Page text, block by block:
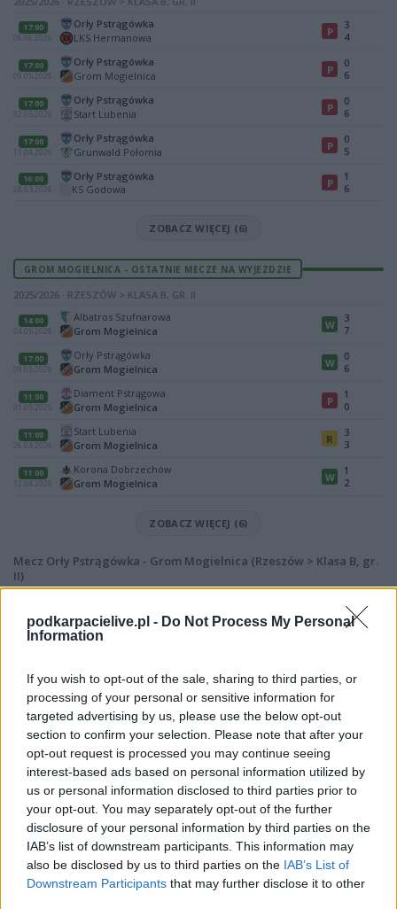
podkarpacielive.pl - Do Not Process My Personal
Information
If you wish to opt-out of the sale, sharing to third parties, or
processing of your personal or sensitive information for
targeted advertising by us, please use the below opt-out
section to confirm your selection. Please note that after your
opt-out request is processed you may continue seeing
interest-based ads based on personal information utilized by
us or personal information disclosed to third parties prior to
your opt-out. You may separately opt-out of the further
disclosure of your personal information by third parties on the
IAB’s list of downstream participants. This information may
also be disclosed by us to third parties on the IAB’s List of
Downstream Participants that may further disclose it to other
17:00
06.06.2026
Orły Pstrągówka
LKS Hermanowa
P
3
4
17:00
09.05.2026
Orły Pstrągówka
Grom Mogielnica
P
0
6
17:00
02.05.2026
Orły Pstrągówka
Start Lubenia
P
0
6
17:00
11.04.2026
Orły Pstrągówka
Grunwald Połomia
P
0
5
16:00
28.03.2026
Orły Pstrągówka
KS Godowa
P
1
6
ZOBACZ WIĘCEJ (6)
GROM MOGIELNICA - OSTATNIE MECZE NA WYJEZDZIE
2025/2026 · RZESZÓW > KLASA B, GR. II
14:00
24.05.2026
Albatros Szufnarowa
Grom Mogielnica
W
3
7
17:00
09.05.2026
Orły Pstrągówka
Grom Mogielnica
W
0
6
11:00
01.05.2026
Diament Pstrągowa
Grom Mogielnica
P
1
0
11:00
26.04.2026
Start Lubenia
Grom Mogielnica
R
3
3
11:00
12.04.2026
Korona Dobrzechów
Grom Mogielnica
W
1
2
ZOBACZ WIĘCEJ (6)
Mecz Orły Pstrągówka - Grom Mogielnica (Rzeszów > Klasa B, gr.
II)
zostanie w ramach Rzeszów > Klasa B, gr. II (19. kolejki - Rzeszów > Klasa
B, gr. II).
bramek, kartki, składy, statystyki i informacje o przebiegu
spotkania. To kompletne źródło danych dla kibiców i pasjonatów
lokalnej piłki nożnej. Jeżeli aktualnie nie widzisz tutaj danych z pewnością
pracujemy nad tym żeby je uzupełnić.
Wynik meczu Orły Pstrągówka vs Grom Mogielnica
Po zakończeniu spotkania automatycznie publikujemyoficjalny wynik
spotkania, a także dane meczowe, jeśli są dostępne.
Pełny harmonogram rozgrywek dostępny jest tutaj:Rzeszów > Klasa B,
gr. II - terminarz.
Informacje o składach i strzelcach
W miarę dostępności danych, publikujemyskłady wyjściowe,